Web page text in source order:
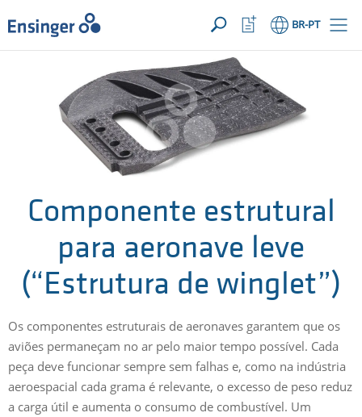
SUA SOLICITAÇÃO ({{productCount}} Products)
ABRIR
Início BR-PT
Abrir
lista
de
favoritos
Componente estrutural
para aeronave leve
(“Estrutura de winglet”)
Os componentes estruturais de aeronaves garantem que os
aviões permaneçam no ar pelo maior tempo possível. Cada
peça deve funcionar sempre sem falhas e, como na indústria
aeroespacial cada grama é relevante, o excesso de peso reduz
a carga útil e aumenta o consumo de combustível. Um